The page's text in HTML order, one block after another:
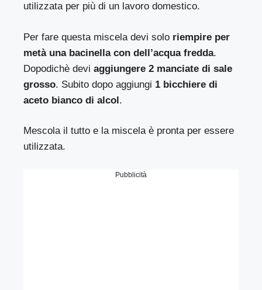
utilizzata per più di un lavoro domestico.
Per fare questa miscela devi solo riempire per
metà una bacinella con dell’acqua fredda.
Dopodichè deviaggiungere 2 manciate di sale
grosso. Subito dopo aggiungi 1 bicchiere di
aceto bianco di alcol.
Mescola il tutto e la miscela è pronta per essere
utilizzata.
Pubblicità